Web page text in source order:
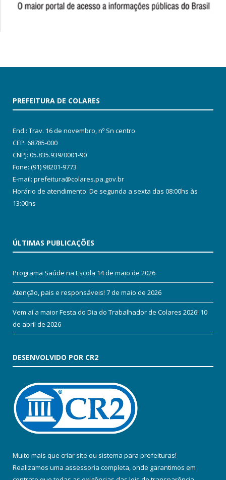
PREFEITURA DE COLARES
End.: Trav. 16 de novembro, nº Sn centro
CEP: 68785-000
CNPJ: 05.835.939/0001-90
Fone: (91) 98201-9773
E-mail: prefeitura@colares.pa.gov.br
Horário de atendimento: De segunda a sexta das 08:00hs às
13:00hs
ÚLTIMAS PUBLICAÇÕES
Programa Saúde na Escola 14 de maio de 2026
Atenção, pais e responsáveis! 7 de maio de 2026
Vem aí a maior Festa do Dia do Trabalhador de Colares 2026! 10
de abril de 2026
DESENVOLVIDO POR CR2
Muito mais que criar site ou sistema para prefeituras!
Realizamos uma assessoria completa, onde garantimos em